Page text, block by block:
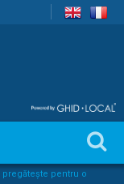
pentru o